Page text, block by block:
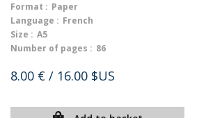
Format : Paper
Language : French
Size : A5
Number of pages : 86
8.00 € / 16.00 $US